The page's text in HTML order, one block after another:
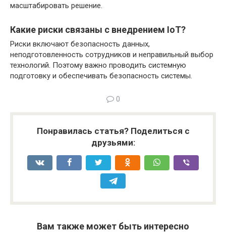
масштабировать решение.
Какие риски связаны с внедрением IoT?
Риски включают безопасность данных,
неподготовленность сотрудников и неправильный выбор
технологий. Поэтому важно проводить системную
подготовку и обеспечивать безопасность системы.
0
Понравилась статья? Поделиться с
друзьями:
Вам также может быть интересно